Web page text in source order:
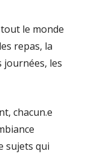
le monde
repas, la
journées, les
chacun.e
sujets qui